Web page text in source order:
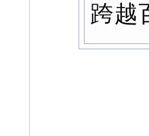
跨越